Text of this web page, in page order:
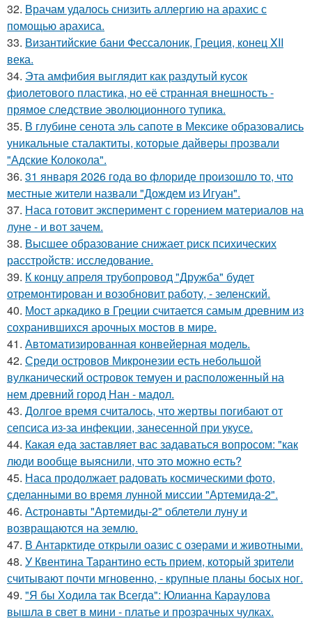
32. Врачам удалось снизить аллергию на арахис с
помощью арахиса.
33. Византийские бани Фессалоник, Греция, конец XII
века.
34. Эта амфибия выглядит как раздутый кусок
фиолетового пластика, но её странная внешность -
прямое следствие эволюционного тупика.
35. В глубине сенота эль сапоте в Мексике образовались
уникальные сталактиты, которые дайверы прозвали
"Адские Колокола".
36. 31 января 2026 года во флориде произошло то, что
местные жители назвали "Дождем из Игуан".
37. Наса готовит эксперимент с горением материалов на
луне - и вот зачем.
38. Высшее образование снижает риск психических
расстройств: исследование.
39. К концу апреля трубопровод "Дружба" будет
отремонтирован и возобновит работу, - зеленский.
40. Мост аркадико в Греции считается самым древним из
сохранившихся арочных мостов в мире.
41. Автоматизированная конвейерная модель.
42. Среди островов Микронезии есть небольшой
вулканический островок темуен и расположенный на
нем древний город Нан - мадол.
43. Долгое время считалось, что жертвы погибают от
сепсиса из-за инфекции, занесенной при укусе.
44. Какая еда заставляет вас задаваться вопросом: "как
люди вообще выяснили, что это можно есть?
45. Наса продолжает радовать космическими фото,
сделанными во время лунной миссии "Артемида-2".
46. Астронавты "Артемиды-2" облетели луну и
возвращаются на землю.
47. В Антарктиде открыли оазис с озерами и животными.
48. У Квентина Тарантино есть прием, который зрители
считывают почти мгновенно, - крупные планы босых ног.
49. "Я бы Ходила так Всегда": Юлианна Караулова
вышла в свет в мини - платье и прозрачных чулках.